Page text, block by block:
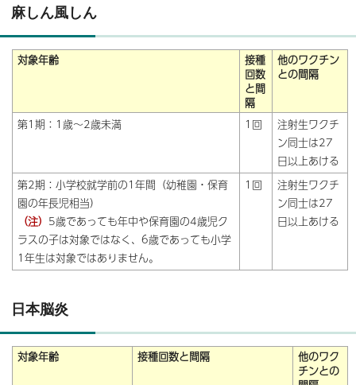
麻しん風しん
対象年齢
接種
回数
と間
隔
他のワクチン
との間隔
第1期：1歳～2歳未満 1回
注射生ワクチ
ン同士は27
日以上あける
第2期：小学校就学前の1年間（幼稚園・保育
園の年長児相当）
（注） 5歳であっても年中や保育園の4歳児ク
ラスの子は対象ではなく、6歳であっても小学
1年生は対象ではありません。
1回
注射生ワクチ
ン同士は27
日以上あける
日本脳炎
対象年齢 接種回数と間隔
他のワク
チンとの